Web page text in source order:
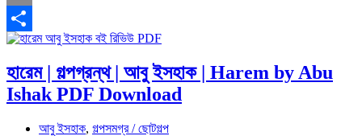
Email
Share
হারেম | গল্পগ্রন্থ | আবু ইসহাক | Harem by Abu
Ishak PDF Download
আবু ইসহাক, গল্পসমগ্র / ছোটগল্প